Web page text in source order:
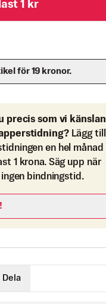
1 kr
för 19 kronor.
precis som vi känslan
Lägg till
en hel månad
1 krona. Säg upp när
bindningstid.
Dela